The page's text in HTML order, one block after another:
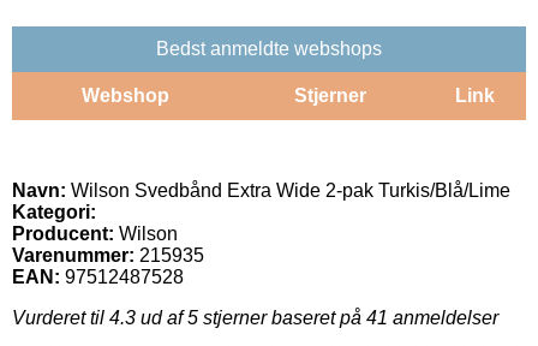
Bedst anmeldte webshops
Webshop Stjerner Link
Navn: Wilson Svedbånd Extra Wide 2-pak Turkis/Blå/Lime
Kategori:
Producent: Wilson
Varenummer: 215935
EAN: 97512487528
Vurderet til 4.3 ud af 5 stjerner baseret på 41 anmeldelser